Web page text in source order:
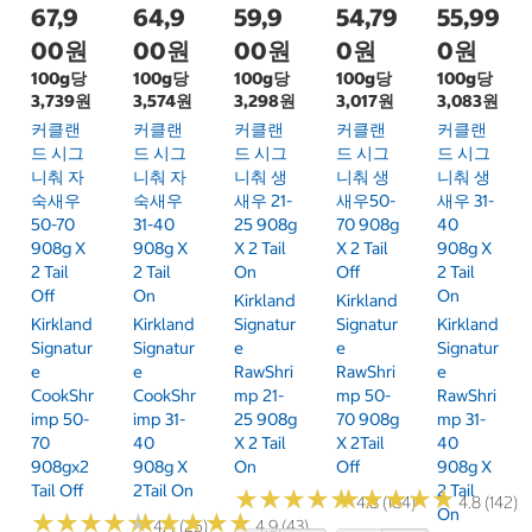
67,9
00원
100g당
3,739원
커클랜
드 시그
니춰 자
숙새우
50-70
908g X
2 Tail
Off
Kirkland
Signatur
E
CookShr
Imp 50-
70
908gx2
Tail Off
★★★★★
★★★★★4.4 (25)
64,9
00원
100g당
3,574원
커클랜
드 시그
니춰 자
숙새우
31-40
908g X
2 Tail
On
Kirkland
Signatur
E
CookShr
Imp 31-
40
908g X
2Tail On
★★★★★
★★★★★4.9 (43)
59,9
00원
100g당
3,298원
커클랜
드 시그
니춰 생
새우 21-
25 908g
X 2 Tail
On
Kirkland
Signatur
E
RawShri
Mp 21-
25 908g
X 2 Tail
On
★★★★★
★★★★★4.8 (164)
54,79
0원
100g당
3,017원
커클랜
드 시그
니춰 생
새우50-
70 908g
X 2 Tail
Off
Kirkland
Signatur
E
RawShri
Mp 50-
70 908g
X 2Tail
Off
★★★★★
★★★★★4.8 (142)
55,99
0원
100g당
3,083원
커클랜
드 시그
니춰 생
새우 31-
40
908g X
2 Tail
On
Kirkland
Signatur
E
RawShri
Mp 31-
40
908g X
2 Tail
On